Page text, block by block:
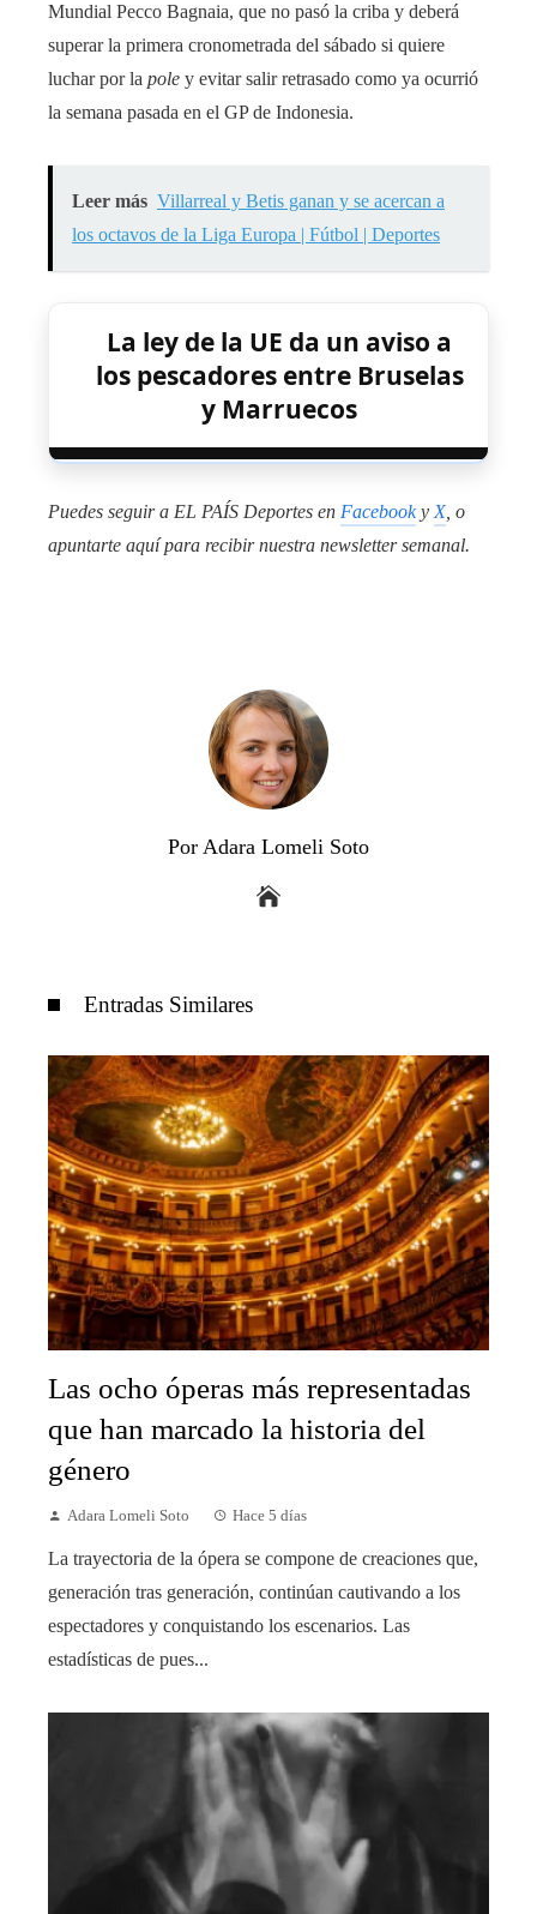
Mundial Pecco Bagnaia, que no pasó la criba y deberá
superar la primera cronometrada del sábado si quiere
luchar por la pole y evitar salir retrasado como ya ocurrió
la semana pasada en el GP de Indonesia.
Leer más Villarreal y Betis ganan y se acercan a
los octavos de la Liga Europa | Fútbol | Deportes
La ley de la UE da un aviso a
los pescadores entre Bruselas
y Marruecos
Puedes seguir a EL PAÍS Deportes en FacebookyX, o
apuntarte aquí para recibirnuestra newsletter semanal.
Por Adara Lomeli Soto
Entradas Similares
Las ocho óperas más representadas
que han marcado la historia del
género
Adara Lomeli Soto Hace 5 días
La trayectoria de la ópera se compone de creaciones que,
generación tras generación, continúan cautivando a los
espectadores y conquistando los escenarios. Las
estadísticas de pues...